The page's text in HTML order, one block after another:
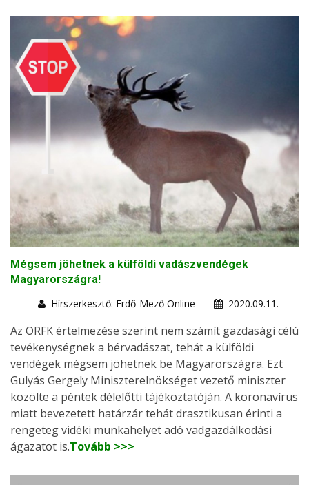
Mégsem jöhetnek a külföldi vadászvendégek
Magyarországra!
Hírszerkesztő: Erdő-Mező Online
2020.09.11.
Az ORFK értelmezése szerint nem számít gazdasági célú
tevékenységnek a bérvadászat, tehát a külföldi
vendégek mégsem jöhetnek be Magyarországra. Ezt
Gulyás Gergely Miniszterelnökséget vezető miniszter
közölte a péntek délelőtti tájékoztatóján. A koronavírus
miatt bevezetett határzár tehát drasztikusan érinti a
rengeteg vidéki munkahelyet adó vadgazdálkodási
ágazatot is.Tovább >>>